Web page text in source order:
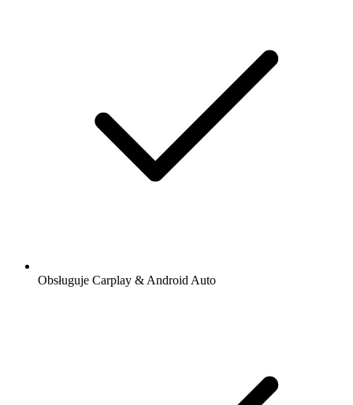
Obsługuje Carplay & Android Auto